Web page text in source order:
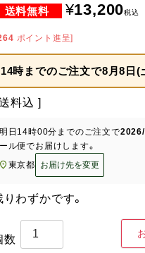
¥13,200税込
ポイント進呈]
14時までのご注文で8月8日(
料込
日 14時00分 までのご注文で2026/
ル便でお届けします。
東京都
お届け先を変更
りわずかです。